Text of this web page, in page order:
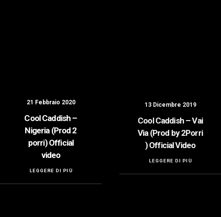
21 Febbraio 2020
Cool Caddish –
Nigeria (Prod 2
porri) Official
video
LEGGERE DI PIÙ
13 Dicembre 2019
Cool Caddish – Vai
Via (Prod by 2Porri
) Official Video
LEGGERE DI PIÙ